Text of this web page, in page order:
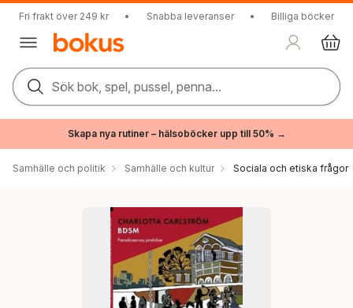
Fri frakt över 249 kr • Snabba leveranser • Billiga böcker
Sök bok, spel, pussel, penna...
Skapa nya rutiner – hälsoböcker upp till 50% →
Samhälle och politik Samhälle och kultur Sociala och etiska frågor